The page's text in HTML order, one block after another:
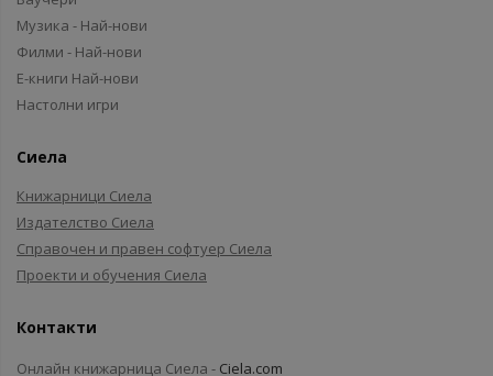
Музика - Най-нови
Филми - Най-нови
Е-книги Най-нови
Настолни игри
Сиела
Книжарници Сиела
Издателство Сиела
Справочен и правен софтуер Сиела
Проекти и обучения Сиела
Контакти
Онлайн книжарница Сиела - Ciela.com